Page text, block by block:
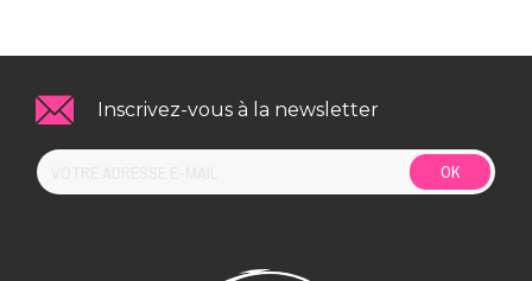
Inscrivez-vous à la newsletter
OK